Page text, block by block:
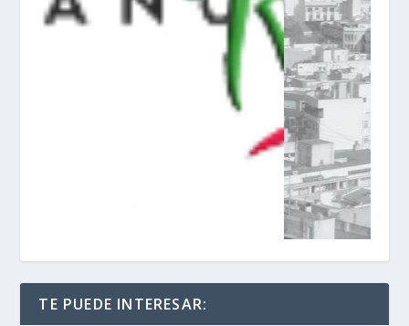
TE PUEDE INTERESAR: